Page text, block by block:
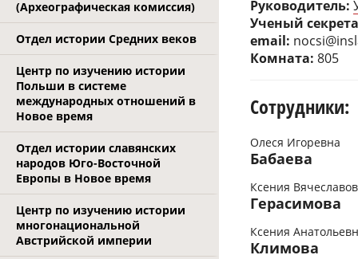
(Археографическая комиссия)
Отдел истории Средних веков
Центр по изучению истории
Польши в системе
международных отношений в
Новое время
Отдел истории славянских
народов Юго-Восточной
Европы в Новое время
Центр по изучению истории
многонациональной
Австрийской империи
Руководитель:
Ученый
email:
Комната:805
Сотрудники:
Олеся Игоревна
Бабаева
Ксения
Герасимова
Ксения
Климова